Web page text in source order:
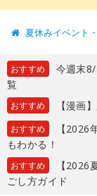
夏休みイベント
おすすめ
今週末
覧
おすすめ 【漫画
おすすめ
【2026
もわかる！
おすすめ
【2026
ごし方ガイド